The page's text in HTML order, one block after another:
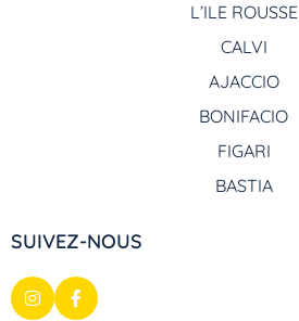
L’ILE ROUSSE
CALVI
AJACCIO
BONIFACIO
FIGARI
BASTIA
SUIVEZ-NOUS